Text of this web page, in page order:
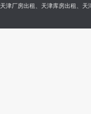
天津厂房出租、天津库房出租、天